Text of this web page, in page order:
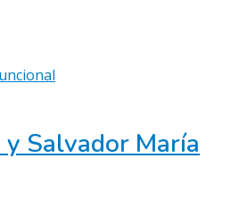
Salvador María